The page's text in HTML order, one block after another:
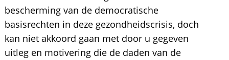
bescherming van de democratische
basisrechten in deze gezondheidscrisis, doch
kan niet akkoord gaan met door u gegeven
uitleg en motivering die de daden van de